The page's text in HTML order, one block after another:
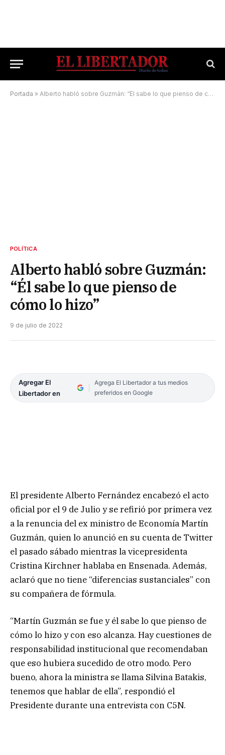
Portada » Alberto habló sobre Guzmán: “Él sabe lo que pienso de cómo lo hizo”
POLÍTICA
Alberto habló sobre Guzmán:
“Él sabe lo que pienso de
cómo lo hizo”
9 de julio de 2022
Agregar El
Libertador en
Agrega El Libertador a tus medios
preferidos en Google
El presidente Alberto Fernández encabezó el acto
oficial por el 9 de Julio y se refirió por primera vez
a la renuncia del ex ministro de Economía Martín
Guzmán, quien lo anunció en su cuenta de Twitter
el pasado sábado mientras la vicepresidenta
Cristina Kirchner hablaba en Ensenada. Además,
aclaró que no tiene “diferencias sustanciales” con
su compañera de fórmula.
“Martín Guzmán se fue y él sabe lo que pienso de
cómo lo hizo y con eso alcanza. Hay cuestiones de
responsabilidad institucional que recomendaban
que eso hubiera sucedido de otro modo. Pero
bueno, ahora la ministra se llama Silvina Batakis,
tenemos que hablar de ella”, respondió el
Presidente durante una entrevista con C5N.